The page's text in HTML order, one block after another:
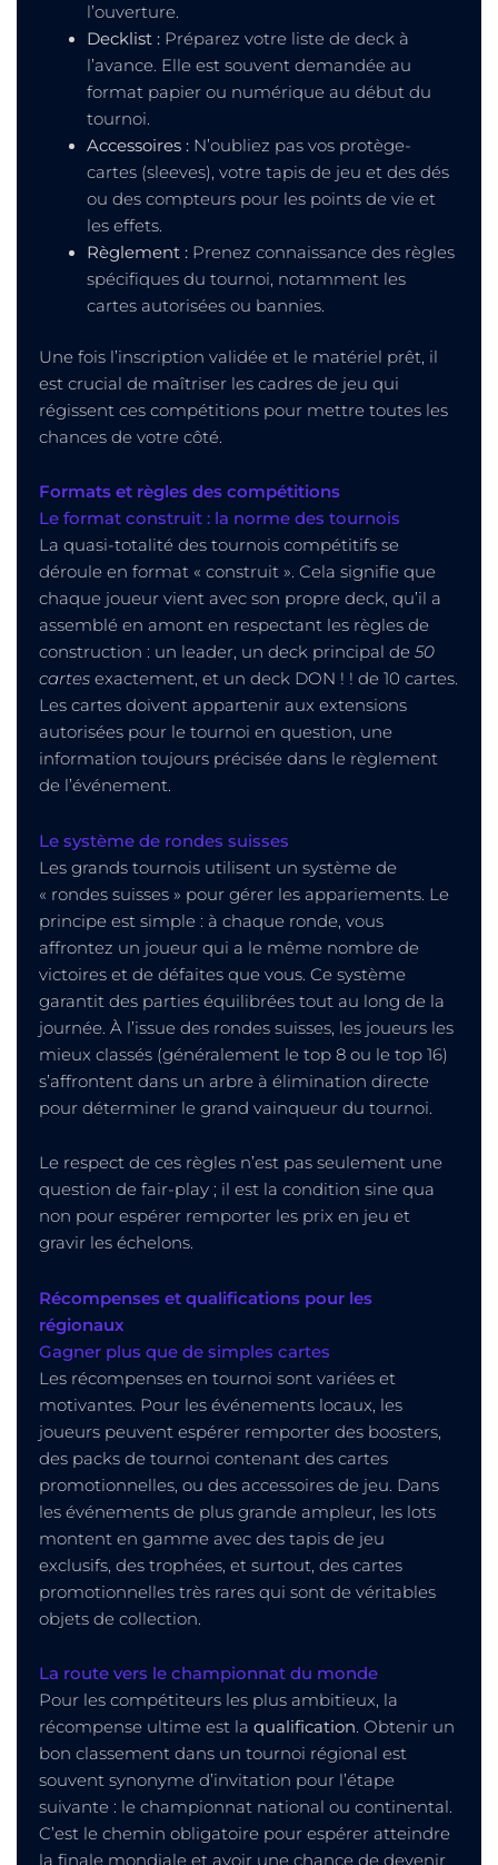
l’ouverture.
Decklist : Préparez votre liste de deck à
l’avance. Elle est souvent demandée au
format papier ou numérique au début du
tournoi.
Accessoires : N’oubliez pas vos protège-
cartes (sleeves), votre tapis de jeu et des dés
ou des compteurs pour les points de vie et
les effets.
Règlement : Prenez connaissance des règles
spécifiques du tournoi, notamment les
cartes autorisées ou bannies.
Une fois l’inscription validée et le matériel prêt, il
est crucial de maîtriser les cadres de jeu qui
régissent ces compétitions pour mettre toutes les
chances de votre côté.
Formats et règles des compétitions
Le format construit : la norme des tournois
La quasi-totalité des tournois compétitifs se
déroule en format « construit ». Cela signifie que
chaque joueur vient avec son propre deck, qu’il a
assemblé en amont en respectant les règles de
construction : un leader, un deck principal de 50
cartesexactement, et un deck DON ! ! de 10 cartes.
Les cartes doivent appartenir aux extensions
autorisées pour le tournoi en question, une
information toujours précisée dans le règlement
de l’événement.
Le système de rondes suisses
Les grands tournois utilisent un système de
« rondes suisses » pour gérer les appariements. Le
principe est simple : à chaque ronde, vous
affrontez un joueur qui a le même nombre de
victoires et de défaites que vous. Ce système
garantit des parties équilibrées tout au long de la
journée. À l’issue des rondes suisses, les joueurs les
mieux classés (généralement le top 8 ou le top 16)
s’affrontent dans un arbre à élimination directe
pour déterminer le grand vainqueur du tournoi.
Le respect de ces règles n’est pas seulement une
question de fair-play ; il est la condition sine qua
non pour espérer remporter les prix en jeu et
gravir les échelons.
Récompenses et qualifications pour les
régionaux
Gagner plus que de simples cartes
Les récompenses en tournoi sont variées et
motivantes. Pour les événements locaux, les
joueurs peuvent espérer remporter des boosters,
des packs de tournoi contenant des cartes
promotionnelles, ou des accessoires de jeu. Dans
les événements de plus grande ampleur, les lots
montent en gamme avec des tapis de jeu
exclusifs, des trophées, et surtout, des cartes
promotionnelles très rares qui sont de véritables
objets de collection.
La route vers le championnat du monde
Pour les compétiteurs les plus ambitieux, la
récompense ultime est la qualification. Obtenir un
bon classement dans un tournoi régional est
souvent synonyme d’invitation pour l’étape
suivante : le championnat national ou continental.
C’est le chemin obligatoire pour espérer atteindre
la finale mondiale et avoir une chance de devenir